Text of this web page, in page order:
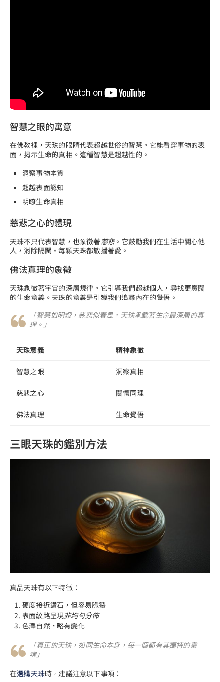
智慧之眼的寓意
在佛教裡，天珠的眼睛代表超越世俗的智慧。它能看穿事物的表
面，揭示生命的真相。這種智慧是超越性的。
洞察事物本質
超越表面認知
明瞭生命真相
慈悲之心的體現
天珠不只代表智慧，也象徵著慈悲。它鼓勵我們在生活中關心他
人，消除隔閡。每顆天珠都散播著愛。
佛法真理的象徵
天珠象徵著宇宙的深層規律。它引導我們超越個人，尋找更廣闊
的生命意義。天珠的意義是引導我們追尋內在的覺悟。
「智慧如明燈，慈悲似春風，天珠承載著生命最深層的真
理。」
天珠意義 精神象徵
智慧之眼 洞察真相
慈悲之心 關懷同理
佛法真理 生命覺悟
三眼天珠的鑑別方法
真品天珠有以下特徵：
硬度接近鑽石，但容易脆裂
表面紋路呈現非均勻分佈
色澤自然，略有變化
「真正的天珠，如同生命本身，每一個都有其獨特的靈
魂」
在選購天珠時，建議注意以下事項：